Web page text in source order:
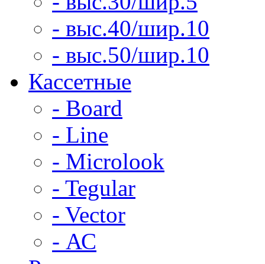
- выс.40/шир.10
- выс.50/шир.10
Кассетные
- Board
- Line
- Microlook
- Tegular
- Vector
- АС